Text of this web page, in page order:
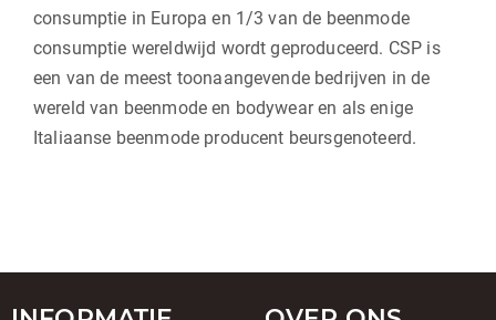
consumptie in Europa en 1/3 van de beenmode
consumptie wereldwijd wordt geproduceerd. CSP is
een van de meest toonaangevende bedrijven in de
wereld van beenmode en bodywear en als enige
Italiaanse beenmode producent beursgenoteerd.